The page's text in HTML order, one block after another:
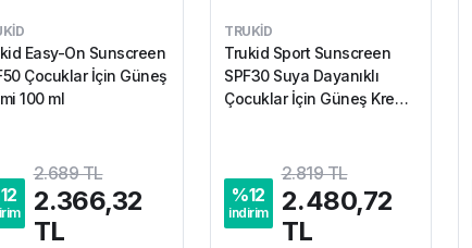
Easy-On Sunscreen
Çocuklar İçin Güneş
100 ml
12
2.689 TL
2.366,32
TL
TRUKID
Trukid Sport Sunscreen
SPF30 Suya Dayanıklı
Çocuklar İçin Güneş Kremi
%12
indirim
2.819 TL
2.480,72
TL